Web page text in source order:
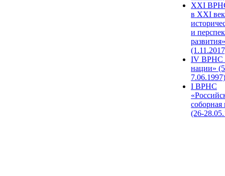
XХI
в XXI
и
развития»
IV ВРНС
нации»
7.06.1997)
I ВРНС
(26-